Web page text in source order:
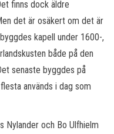
finns dock äldre
det är osäkert om det är
kapell under 1600-,
både på den
senaste byggdes på
används i dag som
Nylander och Bo Ulfhielm